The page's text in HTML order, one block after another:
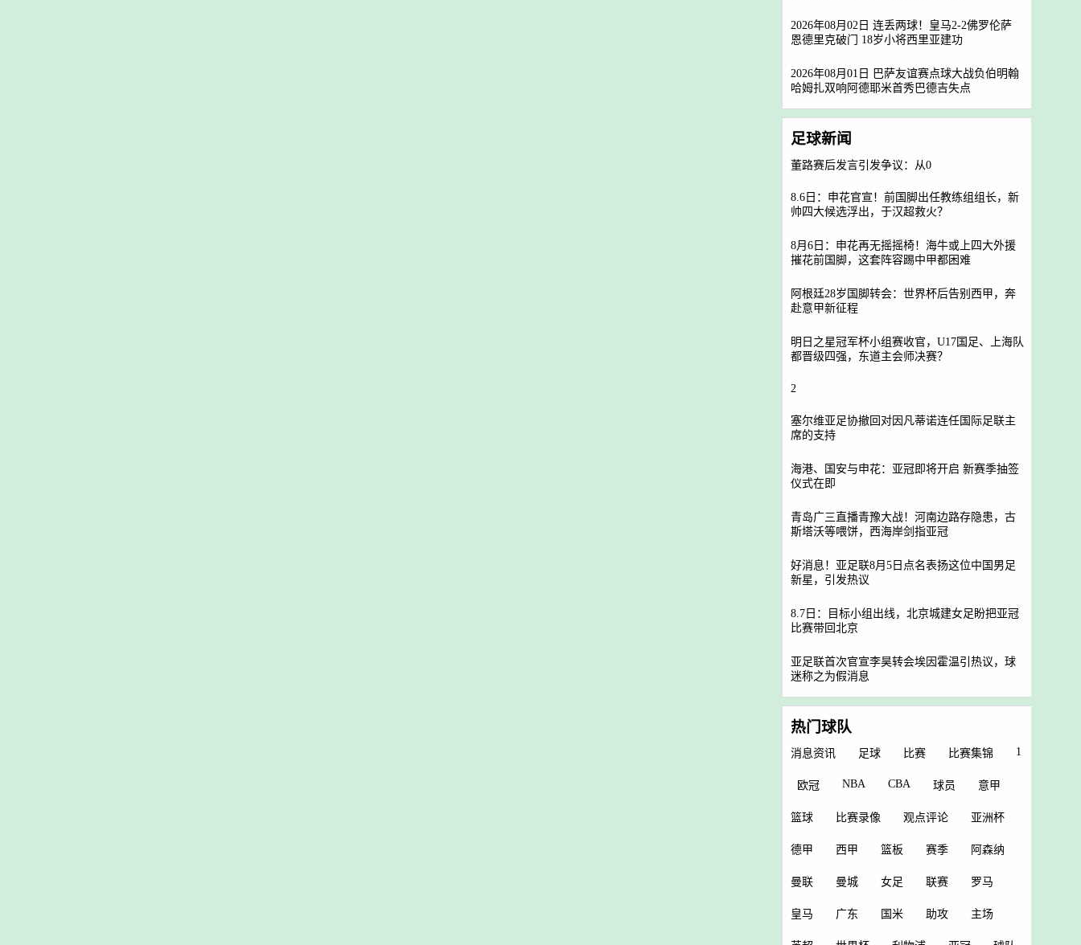
2026年08月02日 连丢两球！皇马2-2佛罗伦萨
恩德里克破门 18岁小将西里亚建功
2026年08月01日 巴萨友谊赛点球大战负伯明翰
哈姆扎双响阿德耶米首秀巴德吉失点
足球新闻
董路赛后发言引发争议：从0
8.6日：申花官宣！前国脚出任教练组组长，新
帅四大候选浮出，于汉超救火？
8月6日：申花再无摇摇椅！海牛或上四大外援
摧花前国脚，这套阵容踢中甲都困难
阿根廷28岁国脚转会：世界杯后告别西甲，奔
赴意甲新征程
明日之星冠军杯小组赛收官，U17国足、上海队
都晋级四强，东道主会师决赛？
2
塞尔维亚足协撤回对因凡蒂诺连任国际足联主
席的支持
海港、国安与申花：亚冠即将开启 新赛季抽签
仪式在即
青岛广三直播青豫大战！河南边路存隐患，古
斯塔沃等喂饼，西海岸剑指亚冠
好消息！亚足联8月5日点名表扬这位中国男足
新星，引发热议
8.7日：目标小组出线，北京城建女足盼把亚冠
比赛带回北京
亚足联首次官宣李昊转会埃因霍温引热议，球
迷称之为假消息
热门球队
消息资讯 足球 比赛 比赛集锦 1
欧冠 NBA CBA 球员 意甲
篮球 比赛录像 观点评论 亚洲杯
德甲 西甲 篮板 赛季 阿森纳
曼联 曼城 女足 联赛 罗马
皇马 广东 国米 助攻 主场